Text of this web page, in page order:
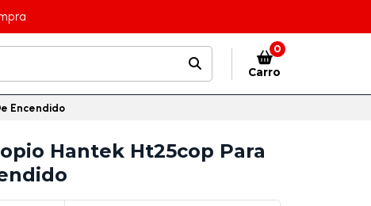
0
Carro
Encendido
Hantek Ht25cop Para